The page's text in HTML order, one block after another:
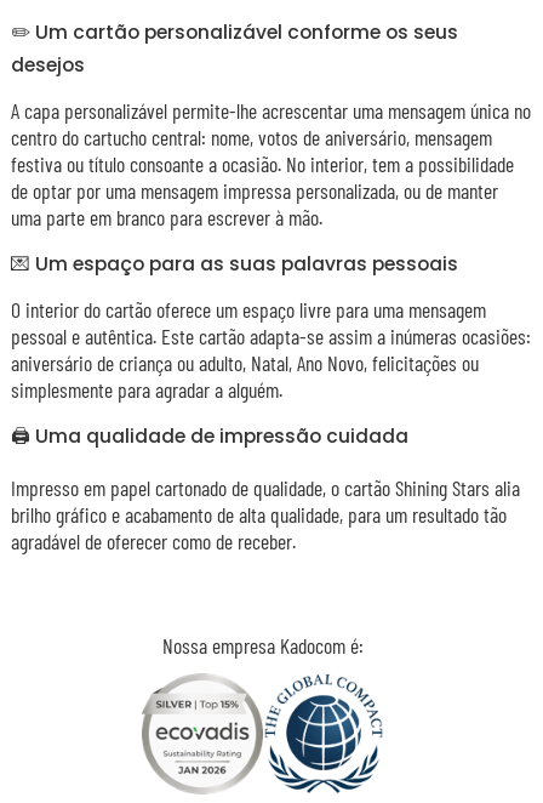
Nossa empresa Kadocom é:
✏️ Um cartão personalizável conforme os seus
desejos
A capa personalizável permite-lhe acrescentar uma mensagem única no
centro do cartucho central: nome, votos de aniversário, mensagem
festiva ou título consoante a ocasião. No interior, tem a possibilidade
de optar por uma mensagem impressa personalizada, ou de manter
uma parte em branco para escrever à mão.
💌 Um espaço para as suas palavras pessoais
O interior do cartão oferece um espaço livre para uma mensagem
pessoal e autêntica. Este cartão adapta-se assim a inúmeras ocasiões:
aniversário de criança ou adulto, Natal, Ano Novo, felicitações ou
simplesmente para agradar a alguém.
🖨️ Uma qualidade de impressão cuidada
Impresso em papel cartonado de qualidade, o cartão Shining Stars alia
brilho gráfico e acabamento de alta qualidade, para um resultado tão
agradável de oferecer como de receber.